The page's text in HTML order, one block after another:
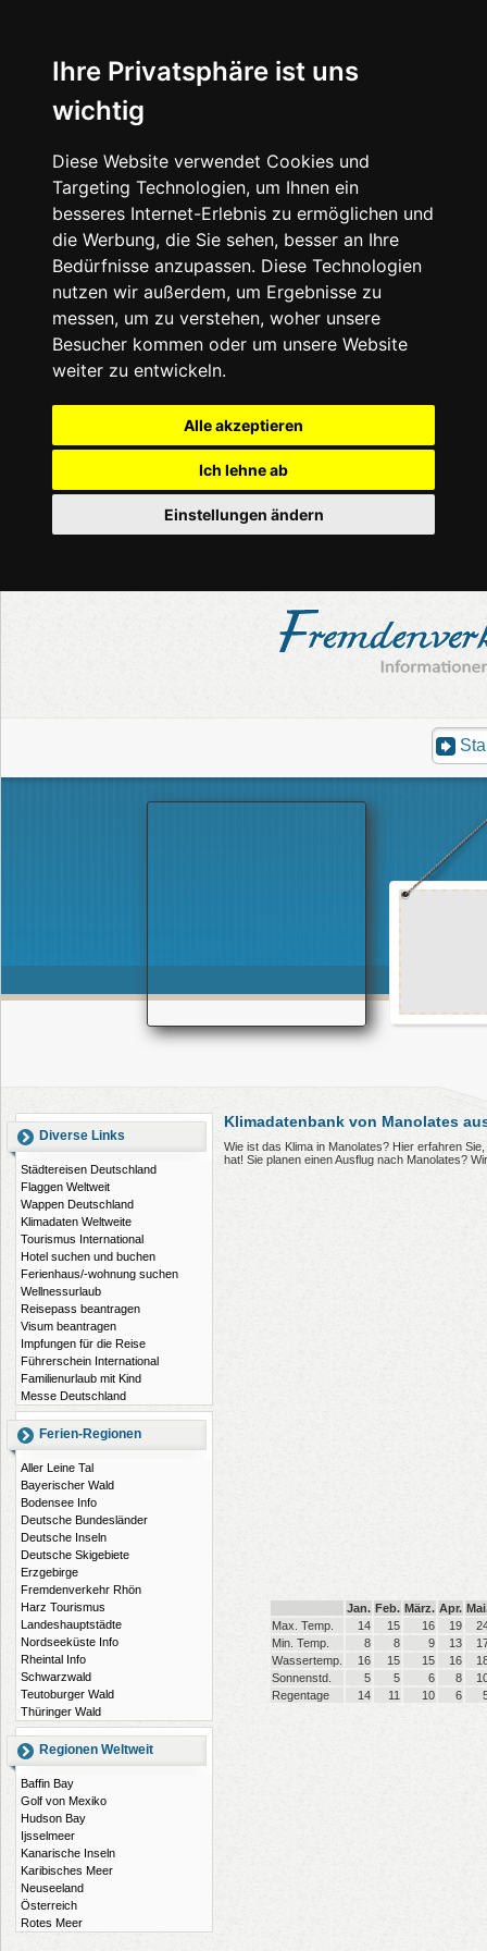
Ihre Privatsphäre ist uns
wichtig
Diese Website verwendet Cookies und
Targeting Technologien, um Ihnen ein
besseres Internet-Erlebnis zu ermöglichen und
die Werbung, die Sie sehen, besser an Ihre
Bedürfnisse anzupassen. Diese Technologien
nutzen wir außerdem, um Ergebnisse zu
messen, um zu verstehen, woher unsere
Besucher kommen oder um unsere Website
weiter zu entwickeln.
Alle akzeptieren
Ich lehne ab
Einstellungen ändern
Diverse Links
Städtereisen Deutschland
Flaggen Weltweit
Wappen Deutschland
Klimadaten Weltweite
Tourismus International
Hotel suchen und buchen
Ferienhaus/-wohnung suchen
Wellnessurlaub
Reisepass beantragen
Visum beantragen
Impfungen für die Reise
Führerschein International
Familienurlaub mit Kind
Messe Deutschland
Ferien-Regionen
Aller Leine Tal
Bayerischer Wald
Bodensee Info
Deutsche Bundesländer
Deutsche Inseln
Deutsche Skigebiete
Erzgebirge
Fremdenverkehr Rhön
Harz Tourismus
Landeshauptstädte
Nordseeküste Info
Rheintal Info
Schwarzwald
Teutoburger Wald
Thüringer Wald
Regionen Weltweit
Baffin Bay
Golf von Mexiko
Hudson Bay
Ijsselmeer
Kanarische Inseln
Karibisches Meer
Neuseeland
Österreich
Rotes Meer
Klimadatenbank von Manolates
Wie ist das Klima in Manolates? Hier erfahren
hat! Sie planen einen Ausflug nach Manolates?
Jan. Feb. März. Apr.
Max. Temp.
14 15 16 19
Min. Temp.
8 8 9 13
Wassertemp.
16 15 15 16
Sonnenstd.
5 5 6 8
Regentage
14 11 10 6